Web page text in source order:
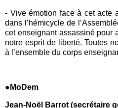
- Vive émotion face à cet acte
dans l’hémicycle de l’
cet enseignant assassiné pour
notre esprit de liberté. Toutes
à l’ensemble du corps
●MoDem
Jean-Noël Barrot (secrétaire